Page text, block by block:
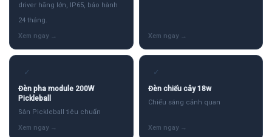
driver hãng lớn, IP65, bảo hành
24 tháng.
✓
Đèn pha module 200W
Pickleball
Sân Pickleball tiêu chuẩn
✓
Đèn chiếu cây 18w
Chiếu sáng cảnh quan